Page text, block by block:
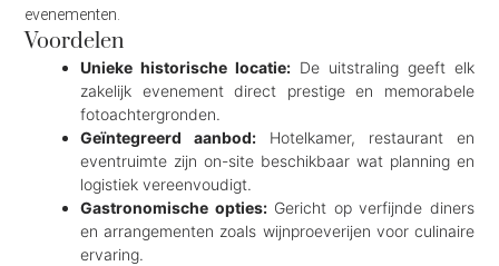
evenementen.
Voordelen
Unieke historische locatie: De uitstraling geeft elk
zakelijk evenement direct prestige en memorabele
fotoachtergronden.
Geïntegreerd aanbod: Hotelkamer, restaurant en
eventruimte zijn on-site beschikbaar wat planning en
logistiek vereenvoudigt.
Gastronomische opties:Gericht op verfijnde diners
en arrangementen zoals wijnproeverijen voor culinaire
ervaring.